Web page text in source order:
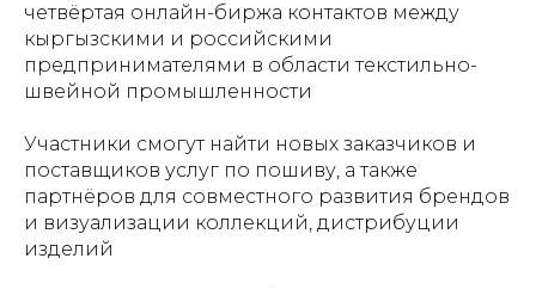
четвёртая онлайн-биржа контактов между
кыргызскими и российскими
предпринимателями в области текстильно-
швейной промышленности
Участники смогут найти новых заказчиков и
поставщиков услуг по пошиву, а также
партнёров для совместного развития брендов
и визуализации коллекций, дистрибуции
изделий